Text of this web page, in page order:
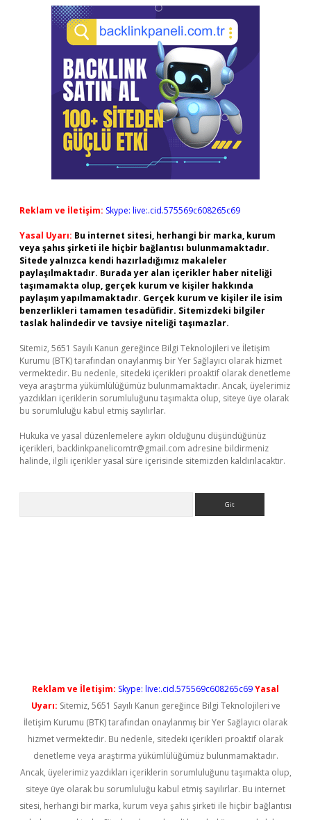
Reklam ve İletişim: Skype: live:.cid.575569c608265c69
Yasal Uyarı: Bu internet sitesi, herhangi bir marka, kurum
veya şahıs şirketi ile hiçbir bağlantısı bulunmamaktadır.
Sitede yalnızca kendi hazırladığımız makaleler
paylaşılmaktadır. Burada yer alan içerikler haber niteliği
taşımamakta olup, gerçek kurum ve kişiler hakkında
paylaşım yapılmamaktadır. Gerçek kurum ve kişiler ile isim
benzerlikleri tamamen tesadüfidir. Sitemizdeki bilgiler
taslak halindedir ve tavsiye niteliği taşımazlar.
Sitemiz, 5651 Sayılı Kanun gereğince Bilgi Teknolojileri ve İletişim
Kurumu (BTK) tarafından onaylanmış bir Yer Sağlayıcı olarak hizmet
vermektedir. Bu nedenle, sitedeki içerikleri proaktif olarak denetleme
veya araştırma yükümlülüğümüz bulunmamaktadır. Ancak, üyelerimiz
yazdıkları içeriklerin sorumluluğunu taşımakta olup, siteye üye olarak
bu sorumluluğu kabul etmiş sayılırlar.
Hukuka ve yasal düzenlemelere aykırı olduğunu düşündüğünüz
içerikleri, backlinkpanelicomtr@gmail.com adresine bildirmeniz
halinde, ilgili içerikler yasal süre içerisinde sitemizden kaldırılacaktır.
Reklam ve İletişim: Skype: live:.cid.575569c608265c69Yasal
Uyarı: Sitemiz, 5651 Sayılı Kanun gereğince Bilgi Teknolojileri ve
İletişim Kurumu (BTK) tarafından onaylanmış bir Yer Sağlayıcı olarak
hizmet vermektedir. Bu nedenle, sitedeki içerikleri proaktif olarak
denetleme veya araştırma yükümlülüğümüz bulunmamaktadır.
Ancak, üyelerimiz yazdıkları içeriklerin sorumluluğunu taşımakta olup,
siteye üye olarak bu sorumluluğu kabul etmiş sayılırlar. Bu internet
sitesi, herhangi bir marka, kurum veya şahıs şirketi ile hiçbir bağlantısı